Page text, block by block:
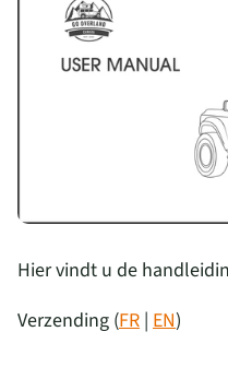
Hier vindt u de
Verzending (FR | EN)